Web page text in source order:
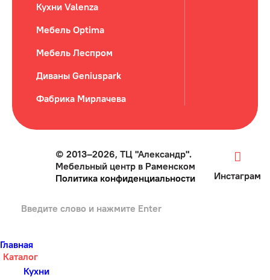
Кухни Valenza
Мебель Optima
Мебель Леспром
Диваны Geniuspark
Фабрика Мирлачева
© 2013–2026, ТЦ "Александр".
Мебельный центр в Раменском
Политика конфиденциальности
Инстаграм
Главная
Каталог
Кухни